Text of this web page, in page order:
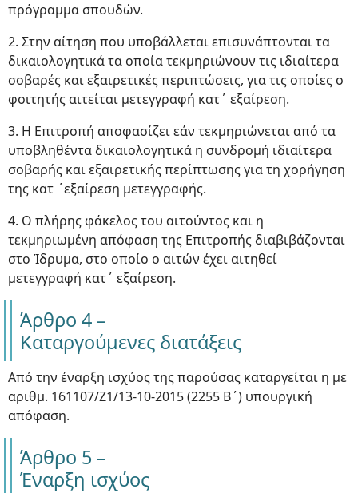
πρόγραμμα σπουδών.
2. Στην αίτηση που υποβάλλεται επισυνάπτονται τα
δικαιολογητικά τα οποία τεκμηριώνουν τις ιδιαίτερα
σοβαρές και εξαιρετικές περιπτώσεις, για τις οποίες ο
φοιτητής αιτείται μετεγγραφή κατ΄ εξαίρεση.
3. Η Επιτροπή αποφασίζει εάν τεκμηριώνεται από τα
υποβληθέντα δικαιολογητικά η συνδρομή ιδιαίτερα
σοβαρής και εξαιρετικής περίπτωσης για τη χορήγηση
της κατ ΄εξαίρεση μετεγγραφής.
4. Ο πλήρης φάκελος του αιτούντος και η
τεκμηριωμένη απόφαση της Επιτροπής διαβιβάζονται
στο Ίδρυμα, στο οποίο ο αιτών έχει αιτηθεί
μετεγγραφή κατ΄ εξαίρεση.
Άρθρο 4 –
Καταργούμενες διατάξεις
Από την έναρξη ισχύος της παρούσας καταργείται η με
αριθμ. 161107/Ζ1/13-10-2015 (2255 Β΄) υπουργική
απόφαση.
Άρθρο 5 –
Έναρξη ισχύος